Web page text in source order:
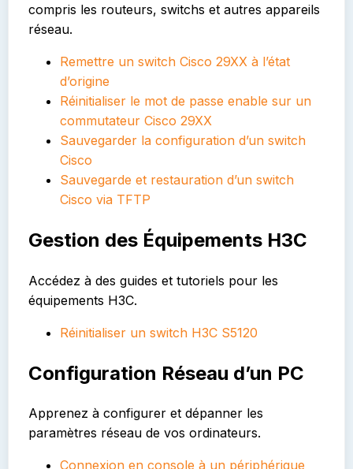
compris les routeurs, switchs et autres appareils
réseau.
Remettre un switch Cisco 29XX à l’état
d’origine
Réinitialiser le mot de passe enable sur un
commutateur Cisco 29XX
Sauvegarder la configuration d’un switch
Cisco
Sauvegarde et restauration d’un switch
Cisco via TFTP
Gestion des Équipements H3C
Accédez à des guides et tutoriels pour les
équipements H3C.
Réinitialiser un switch H3C S5120
Configuration Réseau d’un PC
Apprenez à configurer et dépanner les
paramètres réseau de vos ordinateurs.
Connexion en console à un périphérique